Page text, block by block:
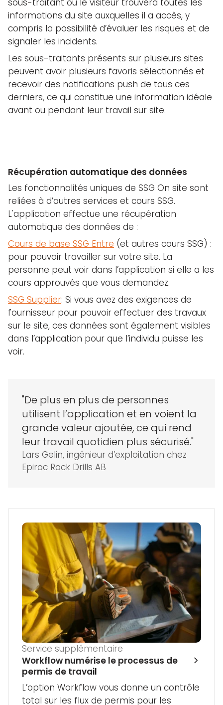
sous-traitant ou le visiteur trouvera toutes les
informations du site auxquelles il a accès, y
compris la possibilité d’évaluer les risques et de
signaler les incidents.
Les sous-traitants présents sur plusieurs sites
peuvent avoir plusieurs favoris sélectionnés et
recevoir des notifications push de tous ces
derniers, ce qui constitue une information idéale
avant ou pendant leur travail sur site.
Récupération automatique des données
Les fonctionnalités uniques de SSG On site sont
reliées à d’autres services et cours SSG.
L'application effectue une récupération
automatique des données de :
Cours de base SSG Entre (et autres cours SSG) :
pour pouvoir travailler sur votre site. La
personne peut voir dans l’application si elle a les
cours approuvés que vous demandez.
SSG Supplier: Si vous avez des exigences de
fournisseur pour pouvoir effectuer des travaux
sur le site, ces données sont également visibles
dans l’application pour que l’individu puisse les
voir.
"De plus en plus de personnes
utilisent l’application et en voient la
grande valeur ajoutée, ce qui rend
leur travail quotidien plus sécurisé."
Lars Gelin, ingénieur d’exploitation chez
Epiroc Rock Drills AB
Service supplémentaire
Workflow numérise le processus de
permis de travail
L’option Workflow vous donne un contrôle
total sur les flux de permis pour les